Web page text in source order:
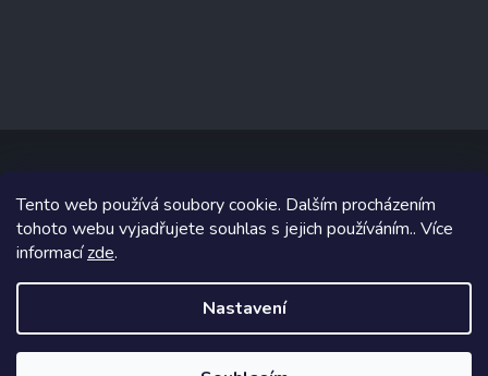
Tento web používá soubory cookie. Dalším procházením
tohoto webu vyjadřujete souhlas s jejich používáním.. Více
informacízde.
Nastavení
Copyright 2026www.prizealize.cz. Všechna práva vyhrazena.
Grafický návrh vytvořil a na Shoptet implementoval
Shoptetak.cz.